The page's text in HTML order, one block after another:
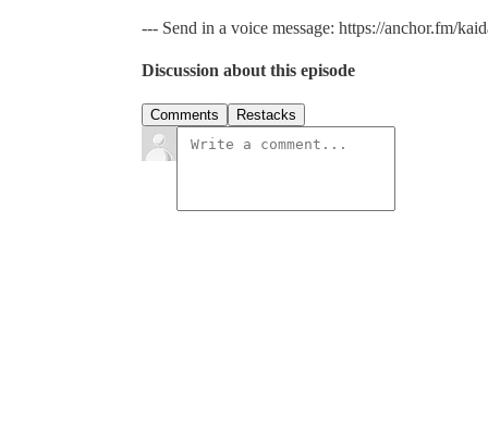
--- Send in a voice message: https://anchor.fm/
Discussion about this episode
Comments Restacks